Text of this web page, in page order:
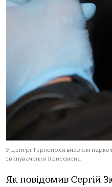
У центрі Тернополя викрили
звинувачення бізнесмена
Як повідомив Сергій